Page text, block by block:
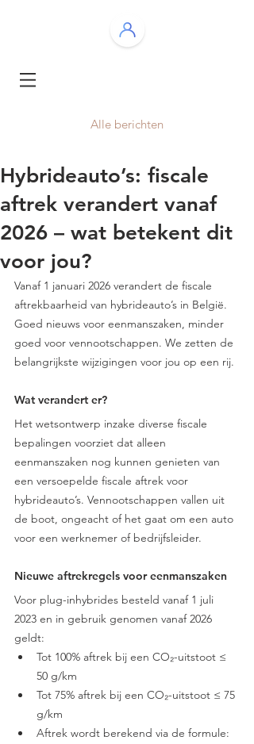
Alle berichten
Hybrideauto’s: fiscale
aftrek verandert vanaf
2026 – wat betekent dit
voor jou?
Vanaf 1 januari 2026 verandert de fiscale
aftrekbaarheid van hybrideauto’s in België.
Goed nieuws voor eenmanszaken, minder
goed voor vennootschappen. We zetten de
belangrijkste wijzigingen voor jou op een rij.
Wat verandert er?
Het wetsontwerp inzake diverse fiscale
bepalingen voorziet dat alleen
eenmanszaken nog kunnen genieten van
een versoepelde fiscale aftrek voor
hybrideauto’s. Vennootschappen vallen uit
de boot, ongeacht of het gaat om een auto
voor een werknemer of bedrijfsleider.
Nieuwe aftrekregels voor eenmanszaken
Voor plug-inhybrides besteld vanaf 1 juli
2023 en in gebruik genomen vanaf 2026
geldt:
Tot 100% aftrek bij een CO₂-uitstoot ≤
50 g/km
Tot 75% aftrek bij een CO₂-uitstoot ≤ 75
g/km
Aftrek wordt berekend via de formule: